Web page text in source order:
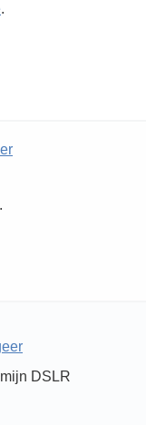
.
DSLR